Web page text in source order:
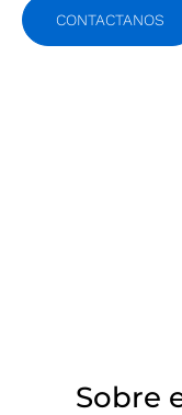
CONTACTANOS
Sobre